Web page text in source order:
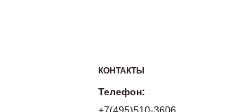
КОНТАКТЫ
Телефон: